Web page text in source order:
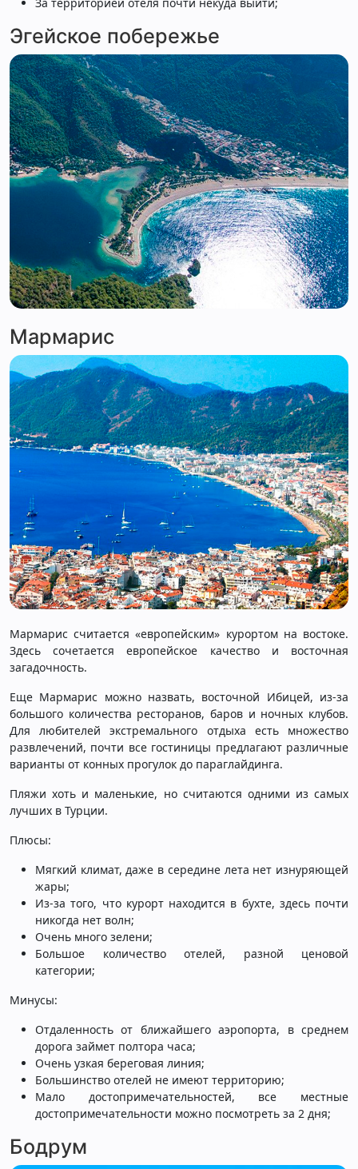
Эгейское побережье
Мармарис
Мармарис считается «европейским» курортом на востоке.
Здесь сочетается европейское качество и восточная
загадочность.
Еще Мармарис можно назвать, восточной Ибицей, из-за
большого количества ресторанов, баров и ночных клубов.
Для любителей экстремального отдыха есть множество
развлечений, почти все гостиницы предлагают различные
варианты от конных прогулок до параглайдинга.
Пляжи хоть и маленькие, но считаются одними из самых
лучших в Турции.
Плюсы:
Мягкий климат, даже в середине лета нет изнуряющей
жары;
Из-за того, что курорт находится в бухте, здесь почти
никогда нет волн;
Очень много зелени;
Большое количество отелей, разной ценовой
категории;
Минусы:
Отдаленность от ближайшего аэропорта, в среднем
дорога займет полтора часа;
Очень узкая береговая линия;
Большинство отелей не имеют территорию;
Мало достопримечательностей, все местные
достопримечательности можно посмотреть за 2 дня;
Бодрум